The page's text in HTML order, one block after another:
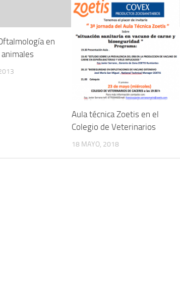
en
Aula técnica Zoetis en el
Colegio de Veterinarios
18 MAYO, 2018